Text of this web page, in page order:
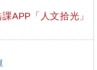
APP「人文拾光」